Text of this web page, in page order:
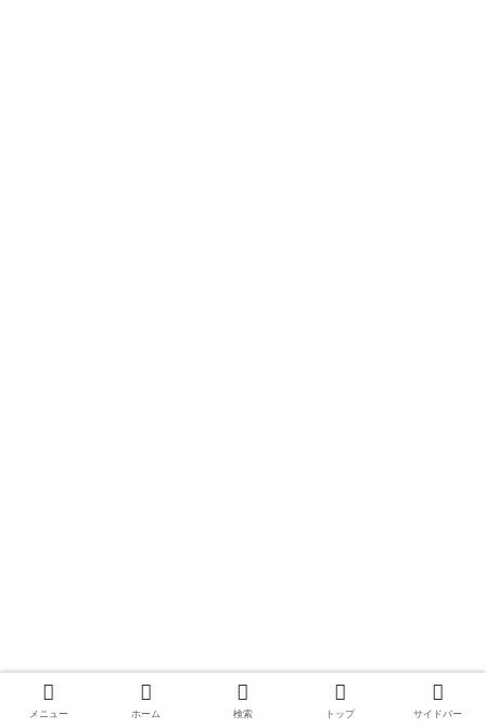
メニュー ホーム 検索 トップ サイドバー